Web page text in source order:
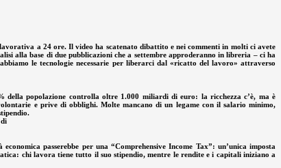
a 24 ore. Il video ha scatenato dibattito e nei commenti in molti ci avete
alla base di due pubblicazioni che a settembre approderanno in libreria – ci ha
le tecnologie necessarie per liberarci dal «ricatto del lavoro» attraverso
della popolazione controlla oltre 1.000 miliardi di euro: la ricchezza c’è, ma è
e prive di obblighi. Molte mancano di un legame con il salario minimo,
passerebbe per una “Comprehensive Income Tax”: un’unica imposta
chi lavora tiene tutto il suo stipendio, mentre le rendite e i capitali iniziano a